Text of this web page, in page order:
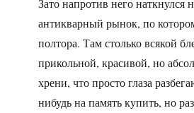
Зато напротив него наткнулся
антикварный рынок, по
полтора. Там столько всякой
прикольной, красивой, но
хрени, что просто глаза
нибудь на память купить, но